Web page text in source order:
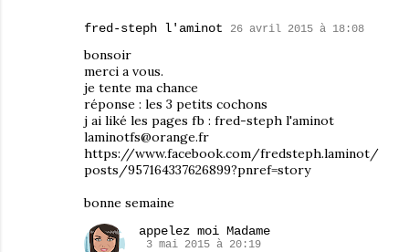
fred-steph l'aminot 26 avril 2015 à 18:08
bonsoir
merci a vous.
je tente ma chance
réponse : les 3 petits cochons
j ai liké les pages fb : fred-steph l'aminot
laminotfs@orange.fr
https://www.facebook.com/fredsteph.laminot/
posts/957164337626899?pnref=story
bonne semaine
appelez moi Madame
3 mai 2015 à 20:19